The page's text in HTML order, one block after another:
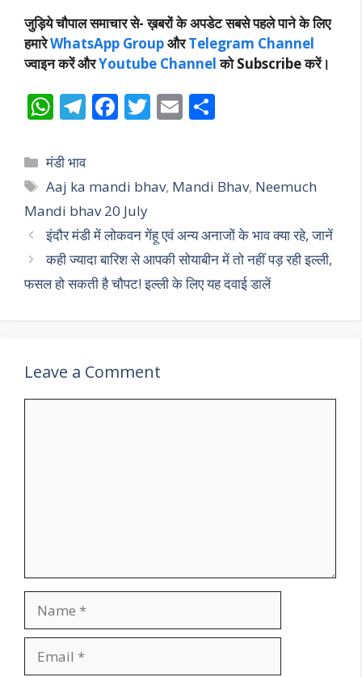
जुड़िये चौपाल समाचार से-ख़बरों के अपडेट सबसे पहले पाने के लिए
हमारेWhatsApp GroupऔरTelegram Channel
ज्वाइन करें औरYoutube Channelको Subscribe करें।
W
at
s
A
p
p
T
e
gr
a
m
F
b
o
o
k
T
er
E
l e
Categories
मंडी भाव
Tags
Aaj ka mandi bhav, Mandi Bhav, Neemuch
Mandi bhav 20 July
इंदौर मंडी में लोकवन गेंहू एवं अन्य अनाजों के भाव क्या रहे, जानें
कही ज्यादा बारिश से आपकी सोयाबीन में तो नहीं पड़ रही इल्ली,
फसल हो सकती है चौपट! इल्ली के लिए यह दवाई डालें
Leave a Comment